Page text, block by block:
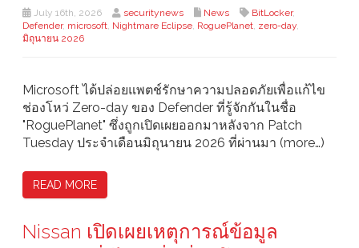
July 16th, 2026 securitynews News BitLocker,
Defender, microsoft, Nightmare Eclipse, RoguePlanet, zero-day,
มิถุนายน 2026
Microsoft ได้ปล่อยแพตช์รักษาความปลอดภัยเพื่อแก้ไข
ช่องโหว่ Zero-day ของ Defender ที่รู้จักกันในชื่อ
"RoguePlanet" ซึ่งถูกเปิดเผยออกมาหลังจาก Patch
Tuesday ประจำเดือนมิถุนายน 2026 ที่ผ่านมา (more…)
READ MORE
Nissan เปิดเผยเหตุการณ์ข้อมูล